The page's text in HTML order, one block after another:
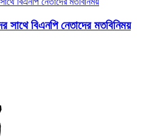
সাথে বিএনপি নেতাদের মতবিনিময়